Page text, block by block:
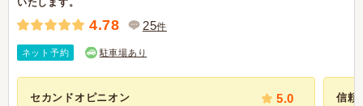
いたします。
4.78 25件
ネット予約 駐車場あり
セカンドオピニオン 5.0 信頼